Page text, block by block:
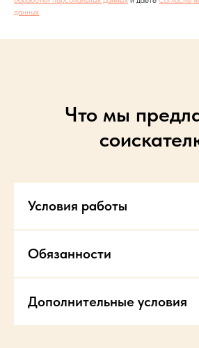
данных
Что мы
Условия работы
Обязанности
Дополнительные условия